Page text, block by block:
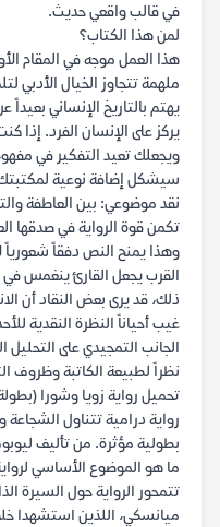
في قالب واقعي حديث.
لمن هذا الكتاب؟
هذا العمل موجه في المقام
ملهمة تتجاوز الخيال
يهتم بالتاريخ الإنساني بعيداً
يركز على الإنسان الفرد. إذا
ويجعلك تعيد التفكير في
سيشكل إضافة نوعية
نقد موضوعي: بين العاطفة
تكمن قوة الرواية في صدقها
وهذا يمنح النص دفقاً شعورياً
القرب يجعل القارئ ينغمس في
ذلك، قد يرى بعض النقاد أن
غيب أحياناً النظرة النقدية
الجانب التمجيدي على
نظراً لطبيعة الكاتبة وظروف
رواية درامية تتناول
بطولية مؤثرة. من تأليف
ما هو الموضوع الأساسي
تتمحور الرواية حول السيرة
ميانسكي، اللذين استشهدا